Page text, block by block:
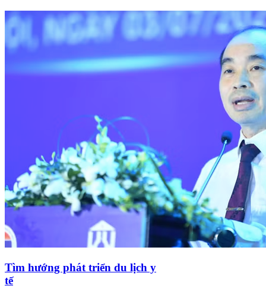
Tìm hướng phát triển du lịch y
tế